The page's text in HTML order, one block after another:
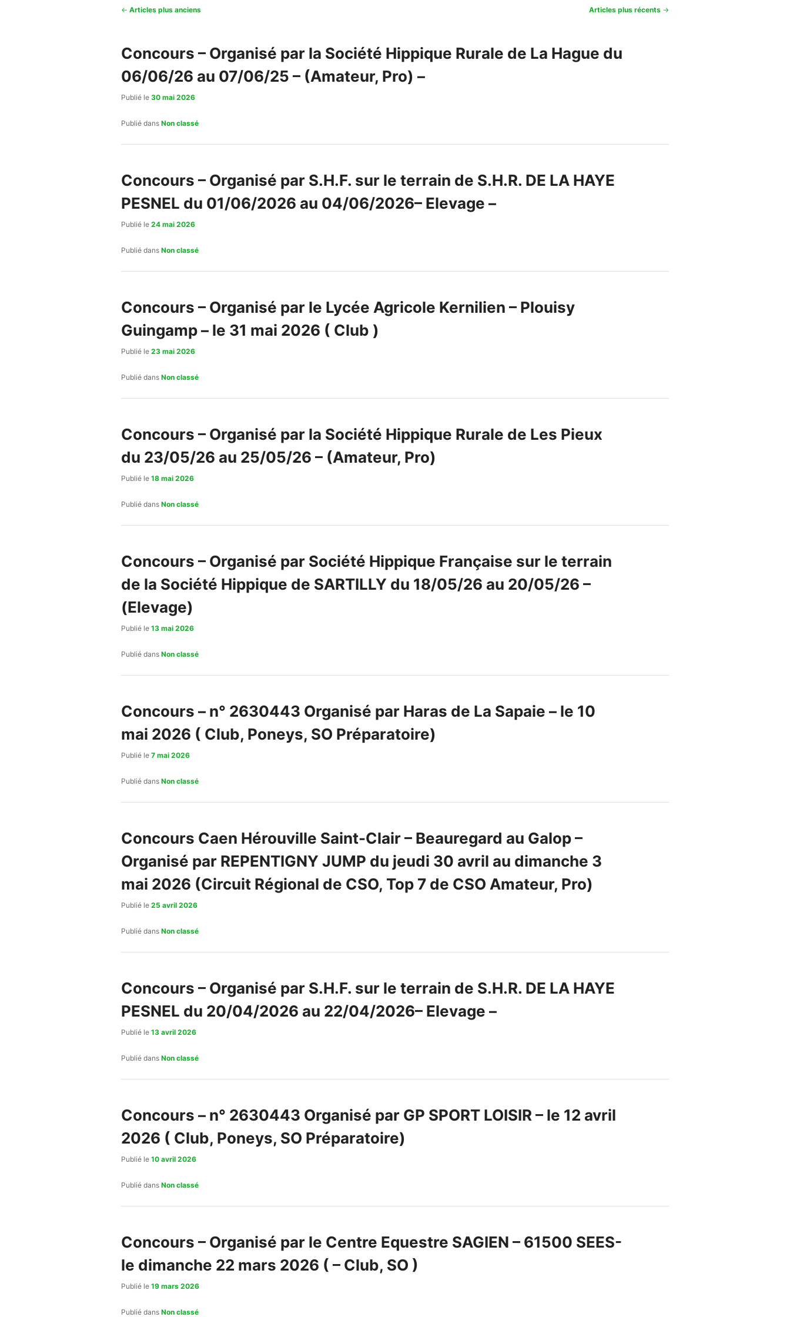
Navigation
articles
← Articles plus anciens Articles plus récents →
Concours – Organisé par la Société Hippique Rurale de La Hague du
06/06/26 au 07/06/25 – (Amateur, Pro) –
Publié le 30 mai 2026
Publié dans Non classé
Concours – Organisé par S.H.F. sur le terrain de S.H.R. DE LA HAYE
PESNEL du 01/06/2026 au 04/06/2026– Elevage –
Publié le 24 mai 2026
Publié dans Non classé
Concours – Organisé par le Lycée Agricole Kernilien – Plouisy
Guingamp – le 31 mai 2026 ( Club )
Publié le 23 mai 2026
Publié dans Non classé
Concours – Organisé par la Société Hippique Rurale de Les Pieux
du 23/05/26 au 25/05/26 – (Amateur, Pro)
Publié le 18 mai 2026
Publié dans Non classé
Concours – Organisé par Société Hippique Française sur le terrain
de la Société Hippique de SARTILLY du 18/05/26 au 20/05/26 –
(Elevage)
Publié le 13 mai 2026
Publié dans Non classé
Concours – n° 2630443 Organisé par Haras de La Sapaie – le 10
mai 2026 ( Club, Poneys, SO Préparatoire)
Publié le 7 mai 2026
Publié dans Non classé
Concours Caen Hérouville Saint-Clair – Beauregard au Galop –
Organisé par REPENTIGNY JUMP du jeudi 30 avril au dimanche 3
mai 2026 (Circuit Régional de CSO, Top 7 de CSO Amateur, Pro)
Publié le 25 avril 2026
Publié dans Non classé
Concours – Organisé par S.H.F. sur le terrain de S.H.R. DE LA HAYE
PESNEL du 20/04/2026 au 22/04/2026– Elevage –
Publié le 13 avril 2026
Publié dans Non classé
Concours – n° 2630443 Organisé par GP SPORT LOISIR – le 12 avril
2026 ( Club, Poneys, SO Préparatoire)
Publié le 10 avril 2026
Publié dans Non classé
Concours – Organisé par le Centre Equestre SAGIEN – 61500 SEES-
le dimanche 22 mars 2026 ( – Club, SO )
Publié le 19 mars 2026
Publié dans Non classé